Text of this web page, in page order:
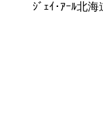
ｼﾞｪｲ･ｱｰﾙ北